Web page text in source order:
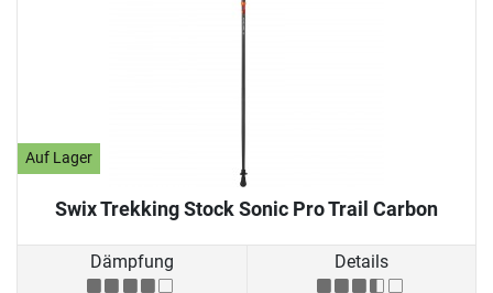
Auf Lager
Swix Trekking Stock Sonic Pro Trail Carbon
Dämpfung Details